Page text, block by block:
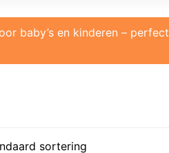
baby’s en kinderen – perfect